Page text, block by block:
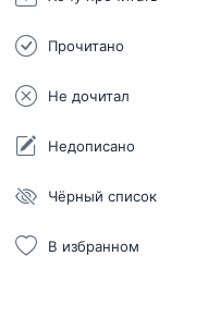
Прочитано
Не дочитал
Недописано
Чёрный список
В избранном